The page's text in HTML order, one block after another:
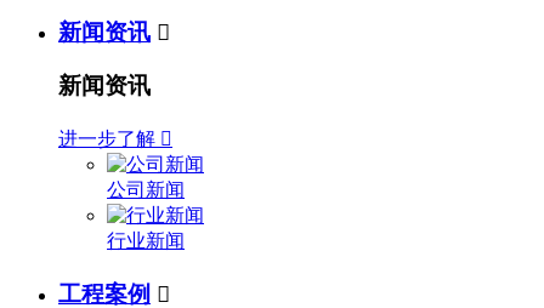
新闻资讯 
新闻资讯
进一步了解 
公司新闻
行业新闻
工程案例 